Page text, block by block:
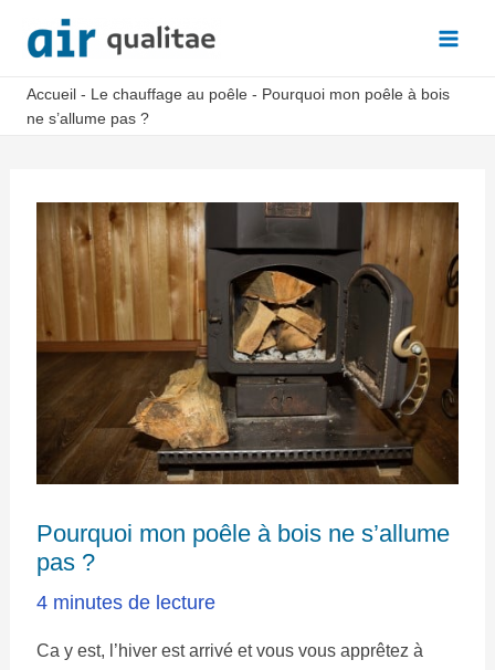
Accueil - Le chauffage au poêle - Pourquoi mon poêle à bois
ne s’allume pas ?
Pourquoi mon poêle à bois ne s’allume
pas ?
4 minutes de lecture
Ca y est, l’hiver est arrivé et vous vous apprêtez à